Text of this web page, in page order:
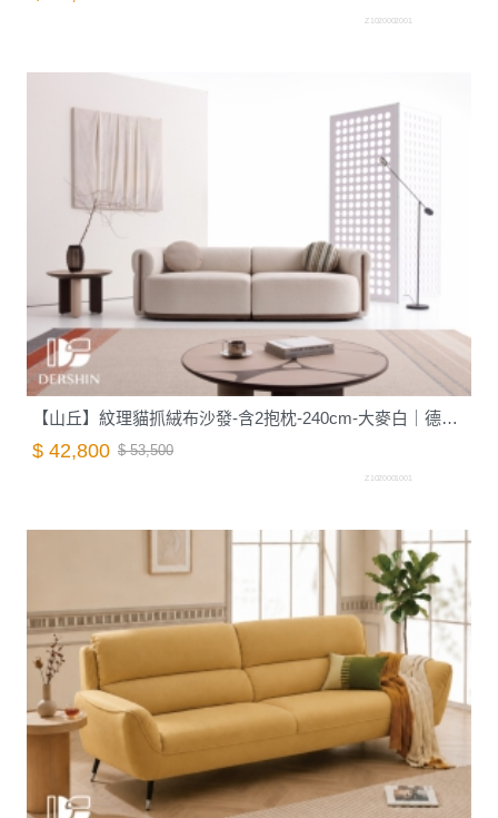
Z1020002001
【山丘】紋理貓抓絨布沙發-含2抱枕-240cm-大麥白｜德新家具
$ 42,800 $ 53,500
Z1020001001